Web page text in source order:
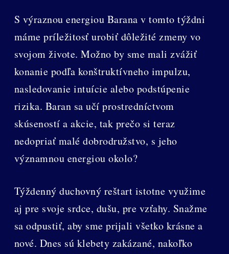
S výraznou energiou Barana v tomto týždni
máme príležitosť urobiť dôležité zmeny vo
svojom živote. Možno by sme mali zvážiť
konanie podľa konštruktívneho impulzu,
nasledovanie intuície alebo podstúpenie
rizika. Baran sa učí prostredníctvom
skúseností a akcie, tak prečo si teraz
nedopriať malé dobrodružstvo, s jeho
významnou energiou okolo?
Týždenný duchovný reštart istotne využime
aj pre svoje srdce, dušu, pre vzťahy. Snažme
sa odpustiť, aby sme prijali všetko krásne a
nové. Dnes sú klebety zakázané, nakoľko